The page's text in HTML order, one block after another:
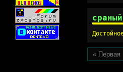
« Первая